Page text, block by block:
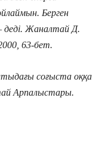
Берген
деді. Жаналтай Д.
63-бет.
соғыста оққа
Арпалыстары.